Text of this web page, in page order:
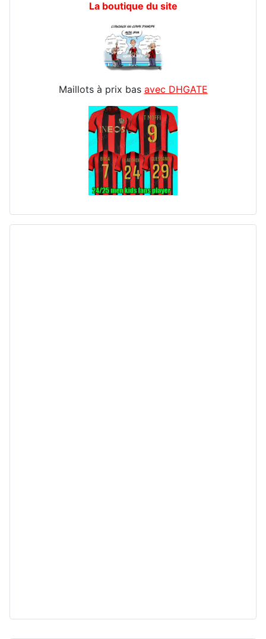
La boutique du site
Maillots à prix bas avec DHGATE